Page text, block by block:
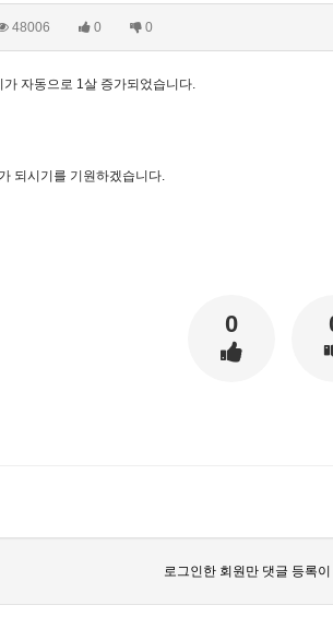
48006 0 0
자동으로 1살 증가되었습니다.
되시기를 기원하겠습니다.
0
로그인한 회원만 댓글 등록